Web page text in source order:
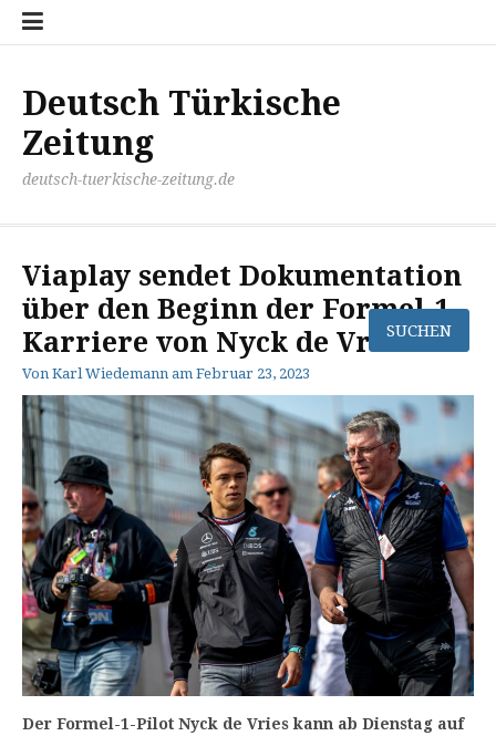
Zum
Inhalt
Deutsch Türkische
Zeitung
deutsch-tuerkische-zeitung.de
Viaplay sendet Dokumentation
über den Beginn der Formel-1-
Karriere von Nyck de Vries
Von Karl Wiedemann am Februar 23, 2023
Der Formel-1-Pilot Nyck de Vries kann ab Dienstag auf